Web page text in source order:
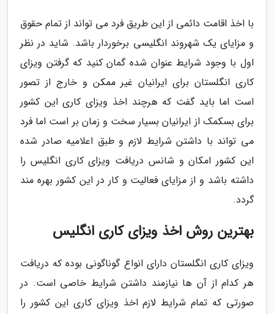
با اخذ اقامت دائمی از این طریق فرد می تواند از تمام حقوق
و مزایای یک شهروند انگلیسی برخوردار باشد. شاید در نظر
اول با وجود شرایط عنوان شده گمان کنید که گرفتن ویزای
کاری انگلستان برای ایرانیان غیر ممکن و خارج از تصور
است اما باید گفت که هرچند اخذ ویزای کاری این کشور
برای بسکمک از ایرانیان بسیار سخت و زمان بر است اما فرد
می تواند با داشتن شرایط لازم و طبق اعلامیه صادر شده
این کشور امکان و شانس دریافت ویزای کاری انگلیس را
داشته باشد و از مزایای فعالیت و کار در این کشور بهره مند
گردد.
بهترین روش اخذ ویزای کاری انگلیس
ویزای کاری انگلستان دارای انواع گوناگونی بوده که دریافت
هر کدام از آن ها نیازمند داشتن شرایط خاصی است. در
صورتی که تمام شرایط لازم اخذ ویزای کاری این کشور را